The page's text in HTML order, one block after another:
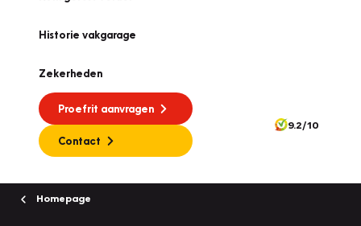
Historie vakgarage
Zekerheden
Proefrit aanvragen
Contact
9.2/10
Homepage